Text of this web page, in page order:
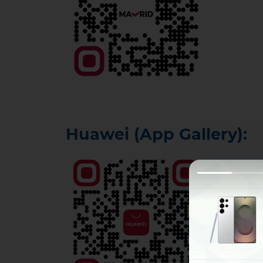
Huawei (App Gallery):